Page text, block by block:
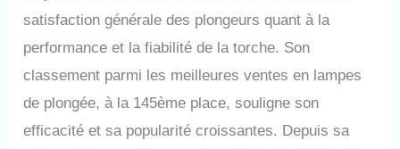
satisfaction générale des plongeurs quant à la
performance et la fiabilité de la torche. Son
classement parmi les meilleures ventes en lampes
de plongée, à la 145ème place, souligne son
efficacité et sa popularité croissantes. Depuis sa